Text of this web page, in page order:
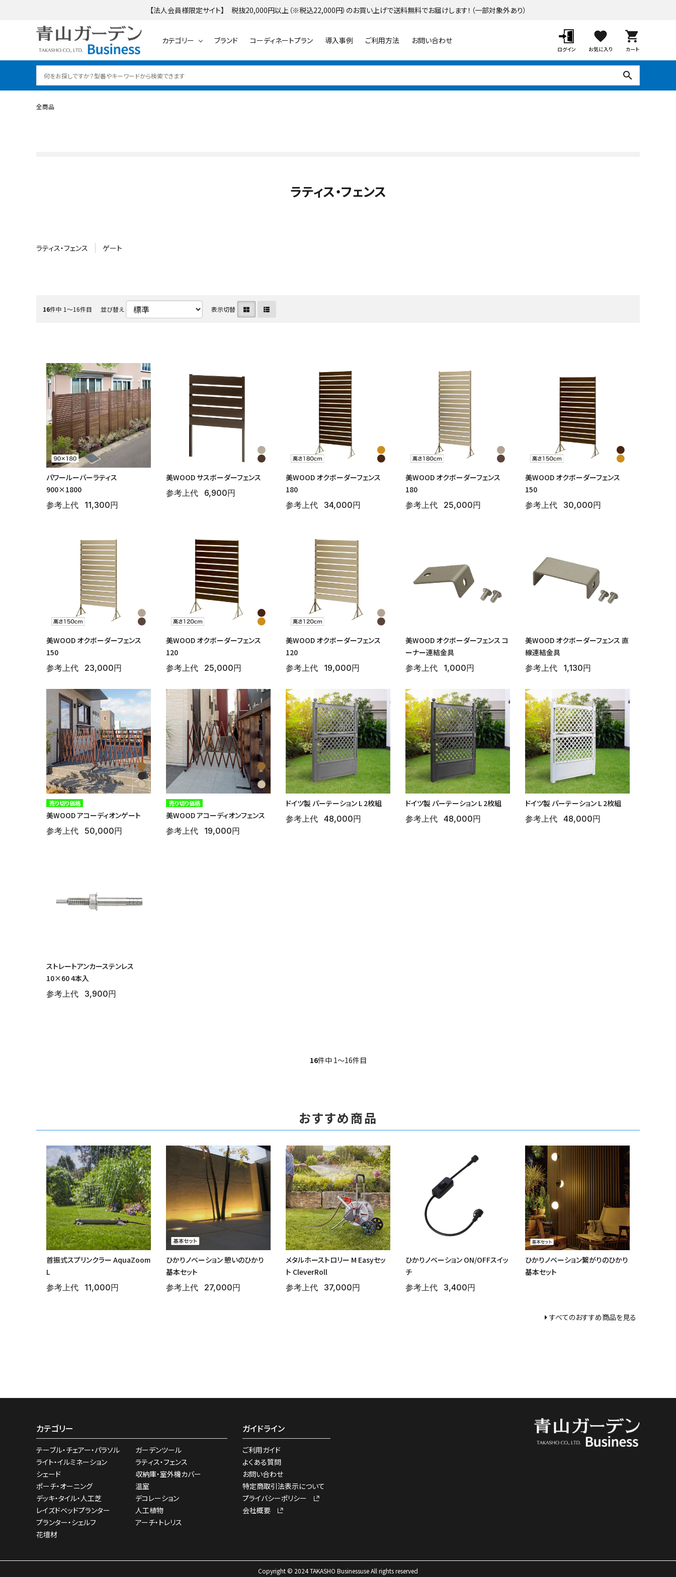
【法人会員様限定サイト】 税抜20,000円以上（※税込22,000円）のお買い上げで送料無料でお届けします！ （一部対象外あり）
カテゴリー
収納庫・室外機カバー
ブランド コーディネートプラン 導入事例 ご利用方法 お問い合わせ
ログイン
favorite
お気に入り
shopping_cart
カート
search
よくある質問
全商品
ラティス・フェンス
ラティス・フェンス ゲート
16件中 1〜16件目 並び替え 表示切替
パワールーバーラティス
900×1800
参考上代
11,300円
美WOOD サスボーダーフェンス
参考上代
6,900円
美WOOD オクボーダーフェンス
180
参考上代
34,000円
美WOOD オクボーダーフェンス
180
参考上代
25,000円
美WOOD オクボーダーフェンス
150
参考上代
30,000円
美WOOD オクボーダーフェンス
150
参考上代
23,000円
美WOOD オクボーダーフェンス
120
参考上代
25,000円
美WOOD オクボーダーフェンス
120
参考上代
19,000円
美WOOD オクボーダーフェンス コ
ーナー連結金具
参考上代
1,000円
美WOOD オクボーダーフェンス 直
線連結金具
参考上代
1,130円
売り切り価格
美WOOD アコーディオンゲート
参考上代
50,000円
売り切り価格
美WOOD アコーディオンフェンス
参考上代
19,000円
ドイツ製 パーテーション L 2枚組
参考上代 48,000円
ドイツ製 パーテーション L 2枚組
参考上代 48,000円
ドイツ製 パーテーション L 2枚組
参考上代 48,000円
ストレートアンカーステンレス
10×60 4本入
参考上代
3,900円
16件中 1〜16件目
おすすめ商品
首振式スプリンクラー AquaZoom
L
参考上代
11,000円
ひかりノベーション 憩いのひかり
基本セット
参考上代
27,000円
メタルホーストロリー M Easyセッ
ト CleverRoll
参考上代
37,000円
ひかりノベーション ON/OFFスイッ
チ
参考上代
3,400円
ひかりノベーション繋がりのひかり
基本セット
すべてのおすすめ商品を見る
カテゴリー
テーブル・チェアー・パラソル
ライト・イルミネーション
シェード
ポーチ・オーニング
デッキ・タイル・人工芝
レイズドベッドプランター
プランター・シェルフ
花壇材
ガーデンツール
ラティス・フェンス
収納庫・室外機カバー
温室
デコレーション
人工植物
アーチ・トレリス
ガイドライン
ご利用ガイド
よくある質問
お問い合わせ
特定商取引法表示について
プライバシーポリシー
会社概要
Copyright © 2024 TAKASHO Businessuse All rights reserved